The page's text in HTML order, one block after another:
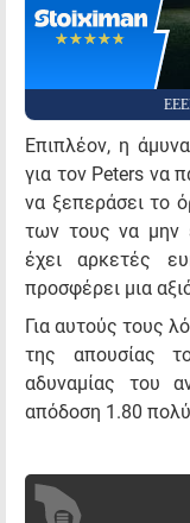
☆☆☆☆☆
★★★★★
Επιπλέον, η
για τον Peters να
να ξεπεράσει το
των τους να μην
έχει αρκετές
προσφέρει μια
Για αυτούς τους
της απουσίας
αδυναμίας του
απόδοση 1.80